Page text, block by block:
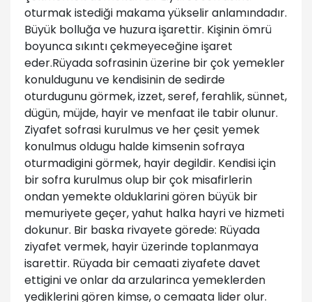
oturmak istediği makama yükselir anlamındadır.
Büyük bolluğa ve huzura işarettir. Kişinin ömrü
boyunca sıkıntı çekmeyeceğine işaret
eder.Rüyada sofrasinin üzerine bir çok yemekler
konuldugunu ve kendisinin de sedirde
oturdugunu görmek, izzet, seref, ferahlik, sünnet,
dügün, müjde, hayir ve menfaat ile tabir olunur.
Ziyafet sofrasi kurulmus ve her çesit yemek
konulmus oldugu halde kimsenin sofraya
oturmadigini görmek, hayir degildir. Kendisi için
bir sofra kurulmus olup bir çok misafirlerin
ondan yemekte olduklarini gören büyük bir
memuriyete geçer, yahut halka hayri ve hizmeti
dokunur. Bir baska rivayete görede: Rüyada
ziyafet vermek, hayir üzerinde toplanmaya
isarettir. Rüyada bir cemaati ziyafete davet
ettigini ve onlar da arzularinca yemeklerden
yediklerini gören kimse, o cemaata lider olur.